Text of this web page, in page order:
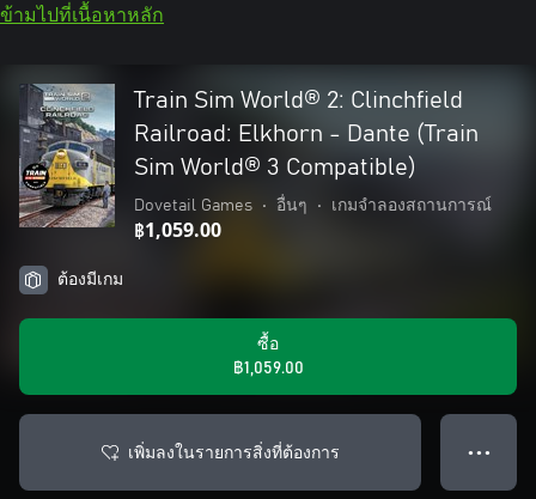
ข้ามไปที่เนื้อหาหลัก
Train Sim World® 2: Clinchfield
Railroad: Elkhorn - Dante (Train
Sim World® 3 Compatible)
Dovetail Games • อื่นๆ • เกมจำลองสถานการณ์
฿1,059.00
ต้องมีเกม
ซื้อ
฿1,059.00
เพิ่มลงในรายการสิ่งที่ต้องการ ● ● ●